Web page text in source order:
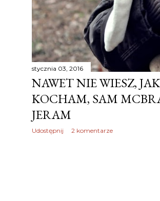
stycznia 03, 2016
NAWET NIE WIESZ,
KOCHAM, SAM
JERAM
Udostępnij 2 komentarze